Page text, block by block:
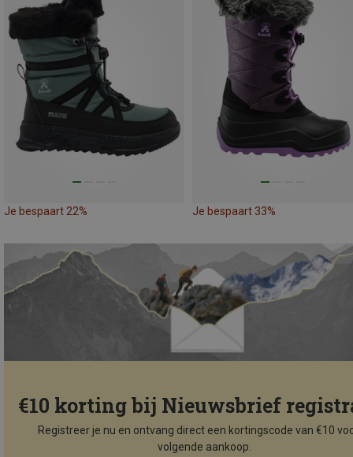
Je bespaart 22% Je bespaart 33%
€10 korting bij Nieuwsbrief
Registreer je nu en ontvang direct een kortingscode van €10
volgende aankoop.